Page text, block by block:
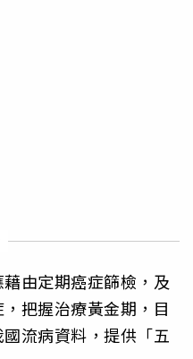
由定期癌症篩檢，及
把握治療黃金期，目
流病資料，提供「五